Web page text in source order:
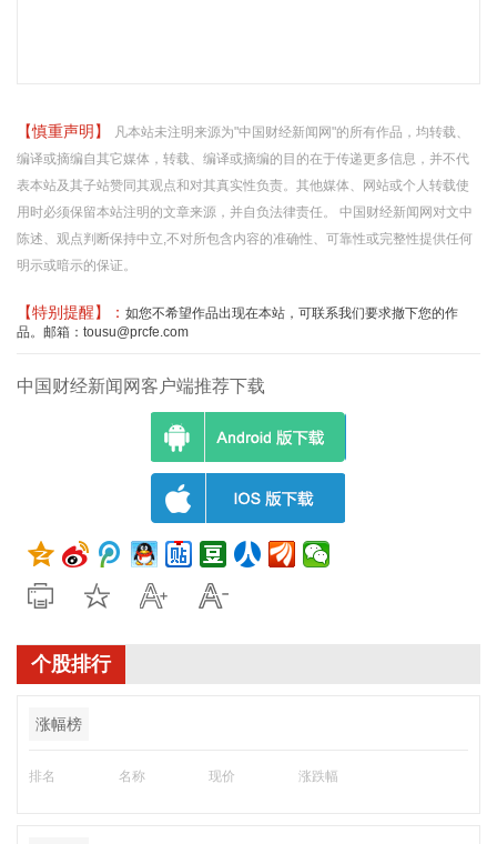
【慎重声明】
凡本站未注明来源为"中国财经新闻网"的所有作品，均转载、
编译或摘编自其它媒体，转载、编译或摘编的目的在于传递更多信息，并不代
表本站及其子站赞同其观点和对其真实性负责。其他媒体、网站或个人转载使
用时必须保留本站注明的文章来源，并自负法律责任。 中国财经新闻网对文中
陈述、观点判断保持中立,不对所包含内容的准确性、可靠性或完整性提供任何
明示或暗示的保证。
【特别提醒】： 如您不希望作品出现在本站，可联系我们要求撤下您的作
品。邮箱：tousu@prcfe.com
中国财经新闻网客户端推荐下载
个股排行
涨幅榜
排名 名称 现价 涨跌幅